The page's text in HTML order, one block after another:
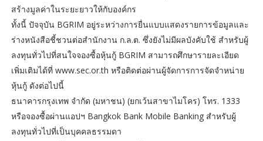
สร้างมูลค่าในระยะยาวให้กับองค์กร
ทั้งนี้ ปัจจุบัน BGRIM อยู่ระหว่างการยื่นแบบแสดงรายการข้อมูลและ
ร่างหนังสือชี้ชวนต่อสำนักงาน ก.ล.ต. ซึ่งยังไม่มีผลบังคับใช้ สำหรับผู้
ลงทุนทั่วไปที่สนใจจองซื้อหุ้นกู้ BGRIM สามารถศึกษารายละเอียด
เพิ่มเติมได้ที่ www.sec.or.th หรือติดต่อผ่านผู้จัดการการจัดจำหน่าย
หุ้นกู้ ดังต่อไปนี้
ธนาคารกรุงเทพ จำกัด (มหาชน) (ยกเว้นสาขาไมโคร) โทร. 1333
หรือจองซื้อผ่านแอปฯ Bangkok Bank Mobile Banking สำหรับผู้
ลงทุนทั่วไปที่เป็นบุคคลธรรมดา